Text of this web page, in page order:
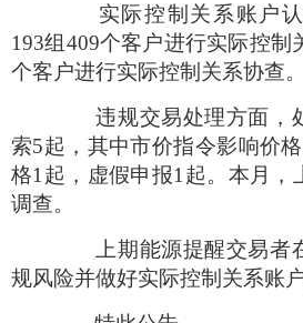
实际控制关系账户
193组 409个客户进行实际控制
个客户进行实际控制关系协查。
违规交易处理方面，
索5起，其中市价指令影响价格
格1 起，虚假申报1 起。本月，
调查。
上期能源提醒交易
规风险并做好实际控制关系账户